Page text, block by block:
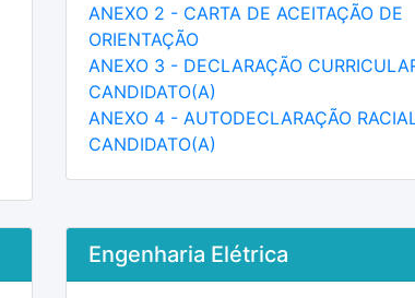
ANEXO 2 - CARTA DE ACEITAÇÃO DE
ORIENTAÇÃO
ANEXO 3 - DECLARAÇÃO
CANDIDATO(A)
ANEXO 4 - AUTODECLARAÇÃO
CANDIDATO(A)
Engenharia Elétrica